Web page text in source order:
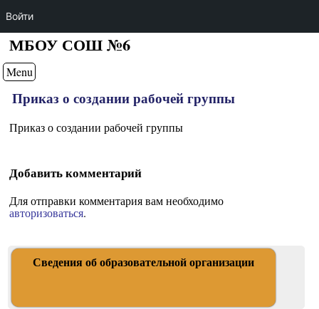
МБОУ СОШ №6
Menu
Приказ о создании рабочей группы
Приказ о создании рабочей группы
Добавить комментарий
Для отправки комментария вам необходимо
авторизоваться.
Сведения об образовательной организации
Войти